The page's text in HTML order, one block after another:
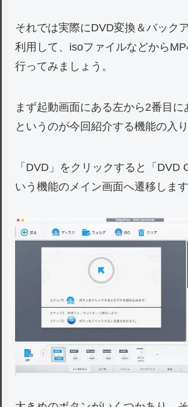
それでは実際にDVD変換＆バック
利用して、isoファイルなどから
行ってみましょう。
まず起動画面にある左から2番目に
というのが今回紹介する機能の入り
「DVD」をクリックすると「DVD
いう機能のメイン画面へ遷移します